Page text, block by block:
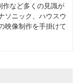
作など多くの見識が
ソニック、ハウスウ
映像制作を手掛けて